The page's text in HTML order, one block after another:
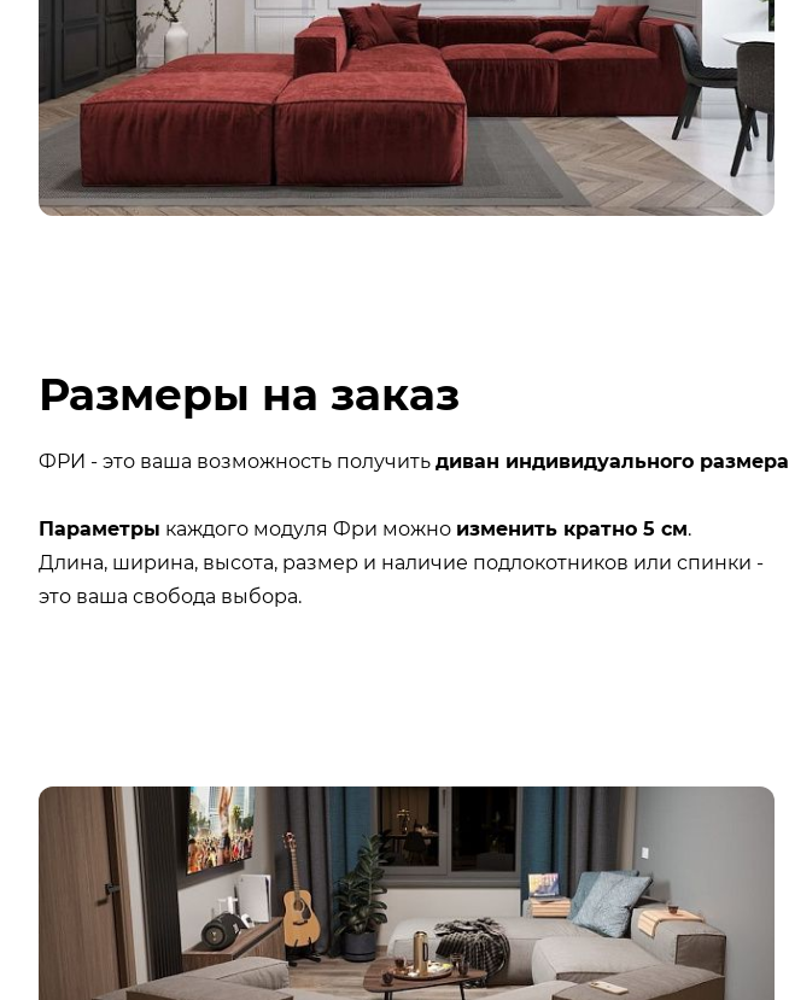
Размеры на заказ
ФРИ - это ваша возможность получить диван индивидуального размера
Параметры каждого модуля Фри можно изменить кратно 5 см.
Длина, ширина, высота, размер и наличие подлокотников или спинки -
это ваша свобода выбора.